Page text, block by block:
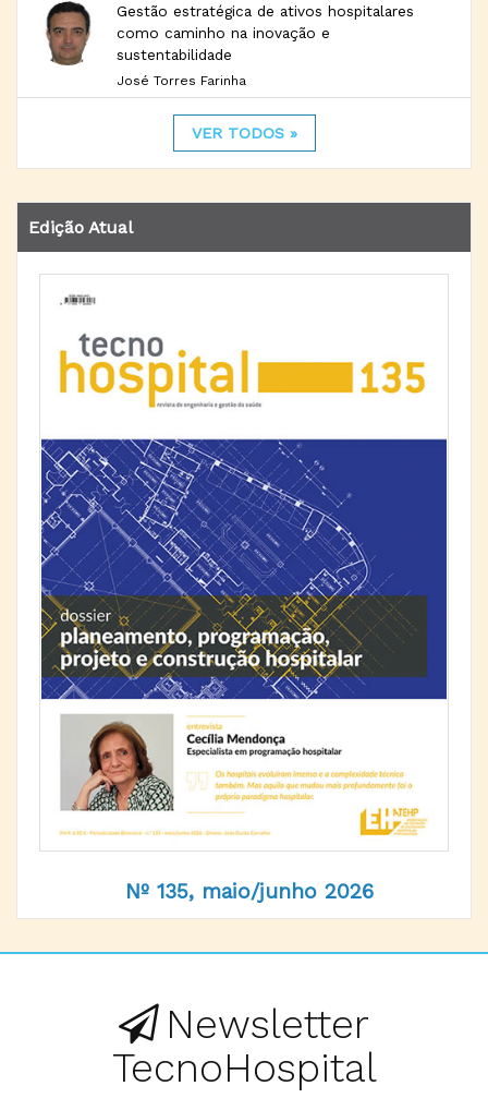
Gestão estratégica de ativos hospitalares
como caminho na inovação e
sustentabilidade
José Torres Farinha
VER TODOS »
Edição Atual
Nº 135, maio/junho 2026
Newsletter
TecnoHospital